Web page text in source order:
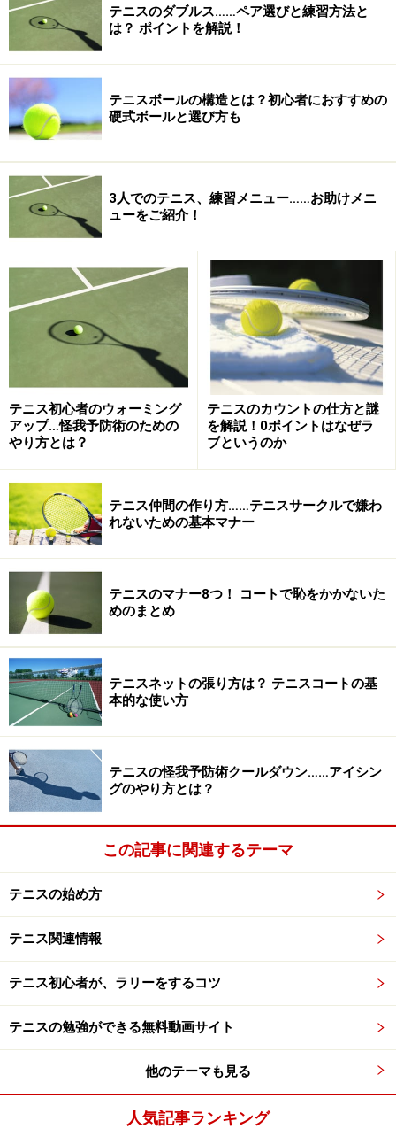
フォアの場合、左手を少し上げ、人差し指でボール
を差すようにして距離を測る
バックの場合は、肩越しに見ることで距離を測る。
距離感を取る練習１
最初はサービスラインの中位から手出しでボールを
出す。
ボールが飛んでいる間に素早く、左へ１ｍ程度、サ
イドステップし、
ボールの軌道が観察できる位置にずれる。
打点を判断し、ボールに近づき、手でキャッチす
る。（ボールは打たない）
的確にキャッチできるようになったら、ベースライ
ンからのラケット出しとし、1と同様手でキャッチ
最後にラケットで打つ。
※上達程度に合わせて、スピードや回転のあるボー
ルを交えていく。
次はコツ２です。
1/2 次へ>>
※記事内容は執筆時点のものです。最新の内容をご確認くださ
い。
1/2 次のページへ
テニスのダブルス……ペア選びと練習方法と
は？ ポイントを解説！
テニスボールの構造とは？初心者におすすめの
硬式ボールと選び方も
3人でのテニス、練習メニュー……お助けメニ
ューをご紹介！
テニス初心者のウォーミング
アップ…怪我予防術のための
やり方とは？
テニスのカウントの仕方と謎
を解説！0ポイントはなぜラ
ブというのか
テニス仲間の作り方……テニスサークルで嫌わ
れないための基本マナー
テニスのマナー8つ！ コートで恥をかかないた
めのまとめ
テニスネットの張り方は？ テニスコートの基
本的な使い方
テニスの怪我予防術クールダウン……アイシン
グのやり方とは？
この記事に関連するテーマ
テニスの始め方
テニス関連情報
テニス初心者が、ラリーをするコツ
テニスの勉強ができる無料動画サイト
他のテーマも見る
人気記事ランキング